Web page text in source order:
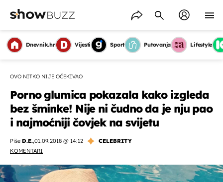
Dnevnik.hr Vijesti Sport Putovanja Lifestyle
OVO NITKO NIJE OČEKIVAO
Porno glumica pokazala kako izgleda
bez šminke! Nije ni čudno da je nju pao
i najmoćniji čovjek na svijetu
Piše D.E.,01.09.2018 @ 14:12
CELEBRITY
KOMENTARI